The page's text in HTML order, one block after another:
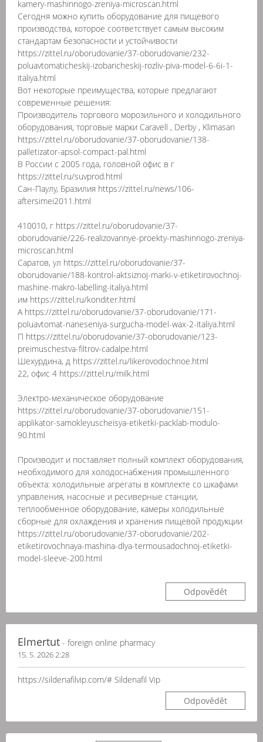
kamery-mashinnogo-zreniya-microscan.html
Сегодня можно купить оборудование для пищевого
производства, которое соответствует самым высоким
стандартам безопасности и устойчивости
https://zittel.ru/oborudovanie/37-oborudovanie/232-
poluavtomaticheskij-izobaricheskij-rozliv-piva-model-6-6i-1-
italiya.html
Вот некоторые преимущества, которые предлагают
современные решения:
Производитель торгового морозильного и холодильного
оборудования, торговые марки Caravell , Derby , Klimasan
https://zittel.ru/oborudovanie/37-oborudovanie/138-
palletizator-apsol-compact-pal.html
В России с 2005 года, головной офис в г
https://zittel.ru/suvprod.html
Сан-Паулу, Бразилия https://zittel.ru/news/106-
aftersimei2011.html
410010, г https://zittel.ru/oborudovanie/37-
oborudovanie/226-realizovannye-proekty-mashinnogo-zreniya-
microscan.html
Саратов, ул https://zittel.ru/oborudovanie/37-
oborudovanie/188-kontrol-aktsiznoj-marki-v-etiketirovochnoj-
mashine-makro-labelling-italiya.html
им https://zittel.ru/konditer.html
А https://zittel.ru/oborudovanie/37-oborudovanie/171-
poluavtomat-naneseniya-surgucha-model-wax-2-italiya.html
П https://zittel.ru/oborudovanie/37-oborudovanie/123-
preimuschestva-filtrov-cadalpe.html
Шехурдина, д https://zittel.ru/likerovodochnoe.html
22, офис 4 https://zittel.ru/milk.html
Электро-механическое оборудование
https://zittel.ru/oborudovanie/37-oborudovanie/151-
applikator-samokleyuscheisya-etiketki-packlab-modulo-
90.html
Производит и поставляет полный комплект оборудования,
необходимого для холодоснабжения промышленного
объекта: холодильные агрегаты в комплекте со шкафами
управления, насосные и ресиверные станции,
теплообменное оборудование, камеры холодильные
сборные для охлаждения и хранения пищевой продукции
https://zittel.ru/oborudovanie/37-oborudovanie/202-
etiketirovochnaya-mashina-dlya-termousadochnoj-etiketki-
model-sleeve-200.html
Odpovědět
Elmertut - foreign online pharmacy
15. 5. 2026 2:28
https://sildenafilvip.com/# Sildenafil Vip
Odpovědět